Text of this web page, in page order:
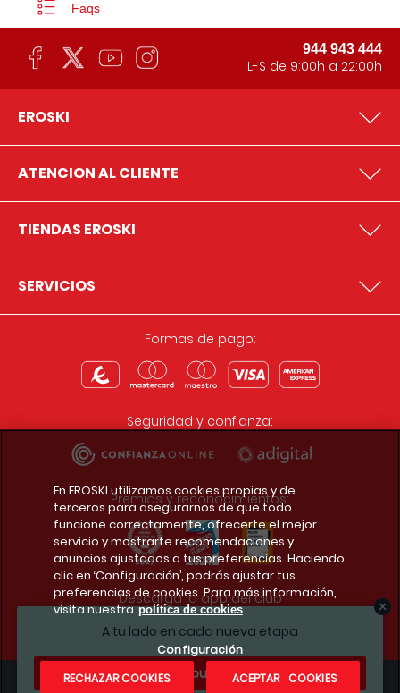
A tu lado en cada nueva etapa
¿Te apuntas?
Faqs
944 943 444
L-S de 9:00h a 22:00h
EROSKI
ATENCION AL CLIENTE
TIENDAS EROSKI
SERVICIOS
Formas de pago:
Seguridad y confianza:
Premios y reconocimientos:
Descarga la app del club
En EROSKI utilizamos cookies propias y de
terceros para asegurarnos de que todo
funcione correctamente, ofrecerte el mejor
servicio y mostrarte recomendaciones y
anuncios ajustados a tus preferencias. Haciendo
clic en ‘Configuración’, podrás ajustar tus
preferencias de cookies. Para más información,
visita nuestra política de cookies
Configuración
RECHAZAR COOKIES
ACEPTAR COOKIES